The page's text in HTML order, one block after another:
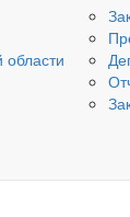
области